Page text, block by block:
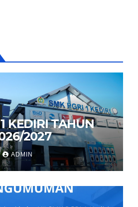
KEDIRI TAHUN
2027
ADMIN